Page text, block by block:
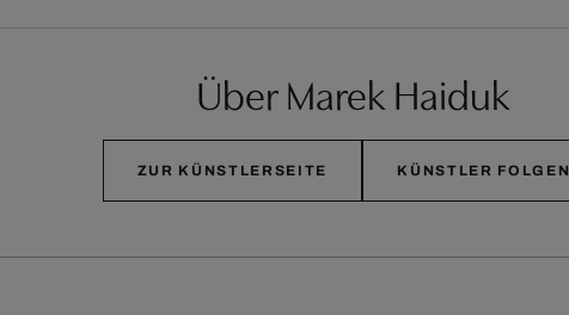
Über Marek Haiduk
ZUR KÜNSTLERSEITE KÜNSTLER FOLGEN